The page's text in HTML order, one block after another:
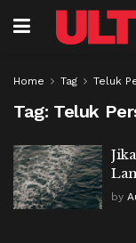
Home Tag Teluk
Tag: Teluk
by